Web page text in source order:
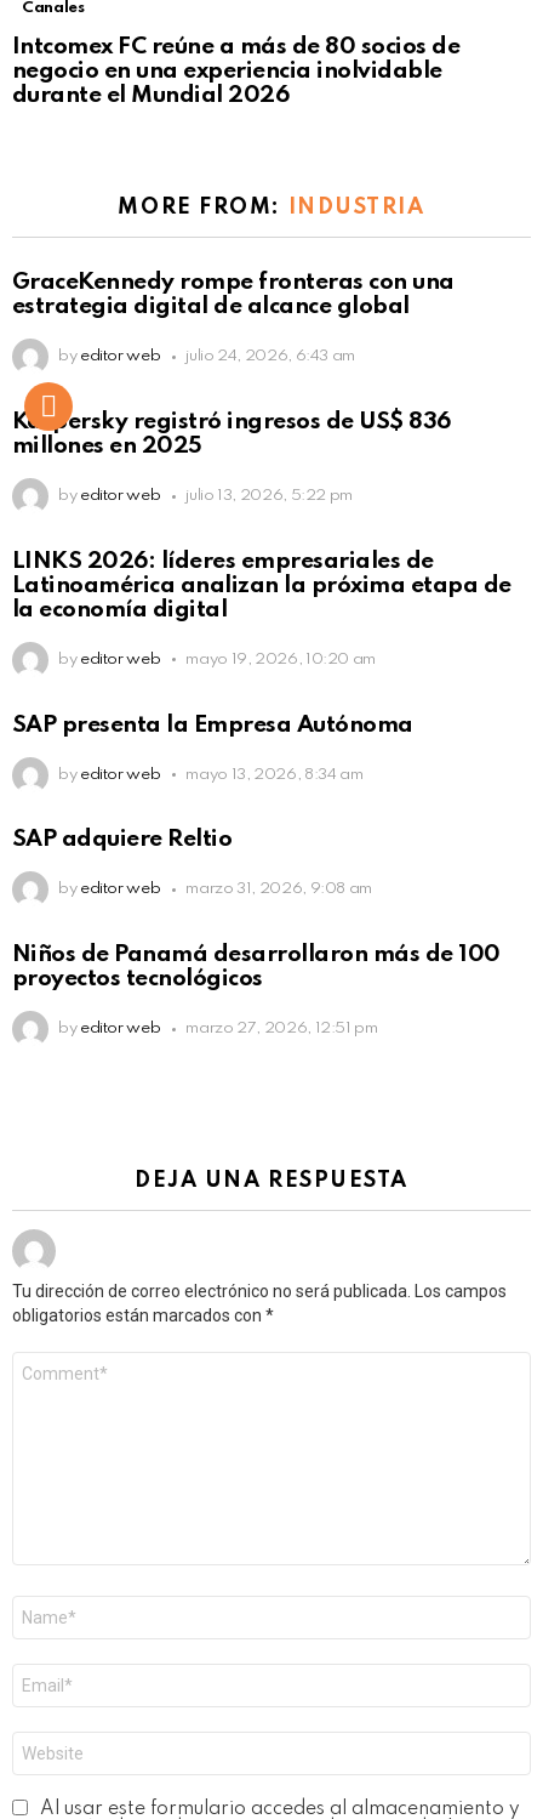
Canales
Intcomex FC reúne a más de 80 socios de
negocio en una experiencia inolvidable
durante el Mundial 2026
MORE FROM: INDUSTRIA
GraceKennedy rompe fronteras con una
estrategia digital de alcance global
by editor web julio 24, 2026, 6:43 am
Kaspersky registró ingresos de US$ 836
millones en 2025
by editor web julio 13, 2026, 5:22 pm
LINKS 2026: líderes empresariales de
Latinoamérica analizan la próxima etapa de
la economía digital
by editor web mayo 19, 2026, 10:20 am
SAP presenta la Empresa Autónoma
by editor web mayo 13, 2026, 8:34 am
SAP adquiere Reltio
by editor web marzo 31, 2026, 9:08 am
Niños de Panamá desarrollaron más de 100
proyectos tecnológicos
by editor web marzo 27, 2026, 12:51 pm
DEJA UNA RESPUESTA
Tu dirección de correo electrónico no será publicada.
Los campos
obligatorios están marcados con *
electrónico
*
Al usar este formulario accedes al almacenamiento y